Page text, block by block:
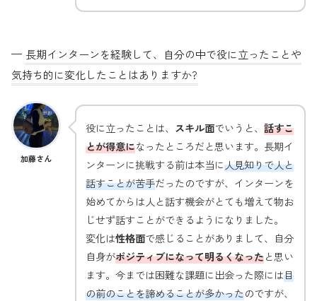
— 長期インターンを経験して、自分の中で役に立ったことや
気持ち的に変化したことはありますか?
加藤さん
役に立ったことは、 スキル面でいうと、 話すこ
とが得意になったところだと思います。長期イ
ンターンに挑戦する前は本当に人見知りで人と
話すことが苦手だったのですが、インターンを
始めてからは人と話す機会がとても増えて物お
じせず話すことができるようになりました。
変化は性格面で感じることがありまして、自分
自身がポジティブになって明るくなったと思い
ます。今までは困難な課題に出会った際には目
の前のことを諦めることが多かったのですが、